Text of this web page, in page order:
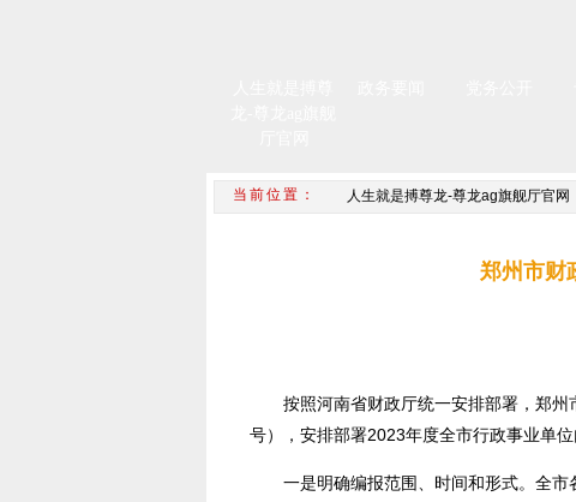
人生就是搏尊龙-尊龙ag旗舰厅官网
郑州市财
按照河南省财政厅统一安排部署，郑
号），安排部署2023年度全市行政事业单位
一是明确编报范围、时间和形式。全